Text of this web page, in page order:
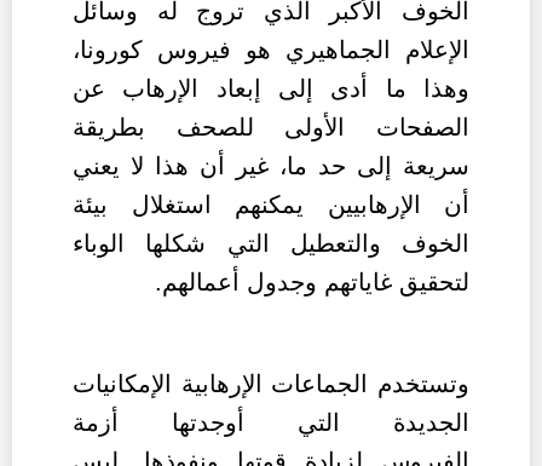
الخوف الأكبر الذي تروج له وسائل
الإعلام الجماهيري هو فيروس كورونا،
وهذا ما أدى إلى إبعاد الإرهاب عن
الصفحات الأولى للصحف بطريقة
سريعة إلى حد ما، غير أن هذا لا يعني
أن الإرهابيين يمكنهم استغلال بيئة
الخوف والتعطيل التي شكلها الوباء
لتحقيق غاياتهم وجدول أعمالهم.
وتستخدم الجماعات الإرهابية الإمكانيات
الجديدة التي أوجدتها أزمة